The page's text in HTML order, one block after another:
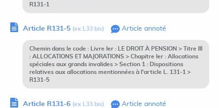
R131-1
Article R131-5 (ex L33 bis) Article annoté
Chemin dans le code : Livre Ier : LE DROIT À PENSION > Titre III
: ALLOCATIONS ET MAJORATIONS > Chapitre Ier : Allocations
spéciales aux grands invalides > Section 1 : Dispositions
relatives aux allocations mentionnées à l'article L. 131-1 >
R131-5
Article R131-6 (ex L33 bis) Article annoté